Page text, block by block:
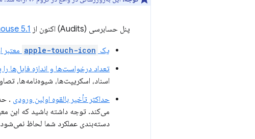
پنل حسابرسی (Audits) اکنون از 5.1
یک apple-touch-icon معتبر
تعداد درخواست‌ها و اندازه فایل‌ها را
اسناد، اسکریپت‌ها، شیوه‌نامه‌ها،
حداکثر تأخیر بالقوه اولین ورودی .
می‌کند. توجه داشته باشید که این
دسته‌بندی عملکرد شما لحاظ